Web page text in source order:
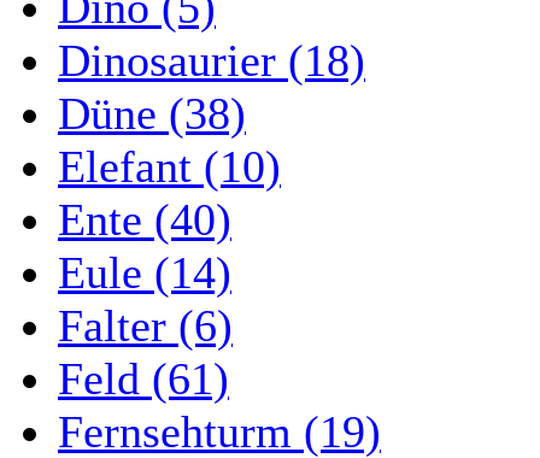
Dinosaurier (18)
Düne (38)
Elefant (10)
Ente (40)
Eule (14)
Falter (6)
Feld (61)
Fernsehturm (19)